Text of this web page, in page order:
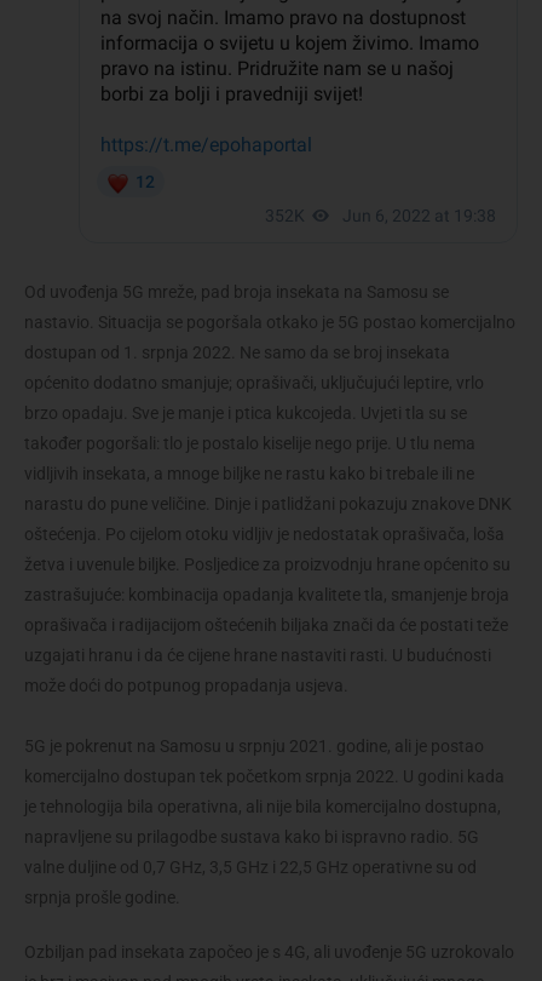
Od uvođenja 5G mreže, pad broja insekata na Samosu se
nastavio. Situacija se pogoršala otkako je 5G postao komercijalno
dostupan od 1. srpnja 2022. Ne samo da se broj insekata
općenito dodatno smanjuje; oprašivači, uključujući leptire, vrlo
brzo opadaju. Sve je manje i ptica kukcojeda. Uvjeti tla su se
također pogoršali: tlo je postalo kiselije nego prije. U tlu nema
vidljivih insekata, a mnoge biljke ne rastu kako bi trebale ili ne
narastu do pune veličine. Dinje i patlidžani pokazuju znakove DNK
oštećenja. Po cijelom otoku vidljiv je nedostatak oprašivača, loša
žetva i uvenule biljke. Posljedice za proizvodnju hrane općenito su
zastrašujuće: kombinacija opadanja kvalitete tla, smanjenje broja
oprašivača i radijacijom oštećenih biljaka znači da će postati teže
uzgajati hranu i da će cijene hrane nastaviti rasti. U budućnosti
može doći do potpunog propadanja usjeva.
5G je pokrenut na Samosu u srpnju 2021. godine, ali je postao
komercijalno dostupan tek početkom srpnja 2022. U godini kada
je tehnologija bila operativna, ali nije bila komercijalno dostupna,
napravljene su prilagodbe sustava kako bi ispravno radio. 5G
valne duljine od 0,7 GHz, 3,5 GHz i 22,5 GHz operativne su od
srpnja prošle godine.
Ozbiljan pad insekata započeo je s 4G, ali uvođenje 5G uzrokovalo